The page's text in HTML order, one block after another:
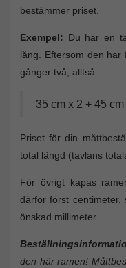
bestämmer priset.
Exempel: Du har en
lång. Eftersom den
gånger två, alltså:
35 cm x 2 + 45
Priset för din
total längd (tavlans
För övrigt kapas
därför först centimeter,
önskad millimeter.
den här ramen!